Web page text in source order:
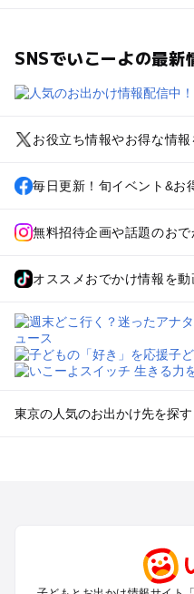
SNSでいこーよの最新
お役立ち情報やお得な情報
毎日更新！旬イベント&お
無料招待企画や話題のおで
オススメおでかけ情報を動
東京の人気のお出かけ先を探す
町田・相模原・愛川・上野原
渋谷・原宿・恵比寿・中目黒